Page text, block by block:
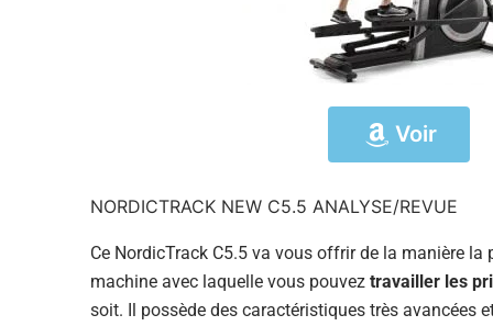
Voir
NORDICTRACK NEW C5.5 ANALYSE/REVUE
Ce NordicTrack C5.5 va vous offrir de la manière
machine avec laquelle vous pouvez travailler les
soit. Il possède des caractéristiques très avancées